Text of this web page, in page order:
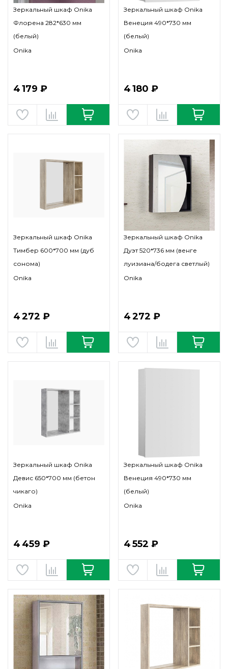
Зеркальный шкаф Onika
Флорена 282*630 мм
(белый)
Onika
4 179 ₽
Зеркальный шкаф Onika
Венеция 490*730 мм
(белый)
Onika
4 180 ₽
Зеркальный шкаф Onika
Тимбер 600*700 мм (дуб
сонома)
Onika
4 272 ₽
Зеркальный шкаф Onika
Дуэт 520*736 мм (венге
луизиана/бодега светлый)
Onika
4 272 ₽
Зеркальный шкаф Onika
Девис 650*700 мм (бетон
чикаго)
Onika
4 459 ₽
Зеркальный шкаф Onika
Венеция 490*730 мм
(белый)
Onika
4 552 ₽